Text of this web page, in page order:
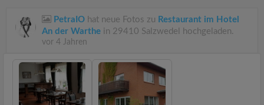
PetraIO hat neue Fotos zu Restaurant im Hotel
An der Warthe in 29410 Salzwedel hochgeladen.
vor 4 Jahren